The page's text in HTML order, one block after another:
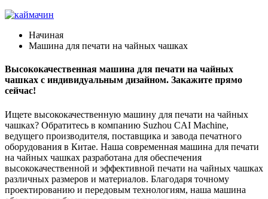
Начиная
Машина для печати на чайных чашках
Высококачественная машина для печати на чайных
чашках с индивидуальным дизайном. Закажите прямо
сейчас!
Ищете высококачественную машину для печати на чайных
чашках? Обратитесь в компанию Suzhou CAI Machine,
ведущего производителя, поставщика и завода печатного
оборудования в Китае. Наша современная машина для печати
на чайных чашках разработана для обеспечения
высококачественной и эффективной печати на чайных чашках
различных размеров и материалов. Благодаря точному
проектированию и передовым технологиям, наша машина